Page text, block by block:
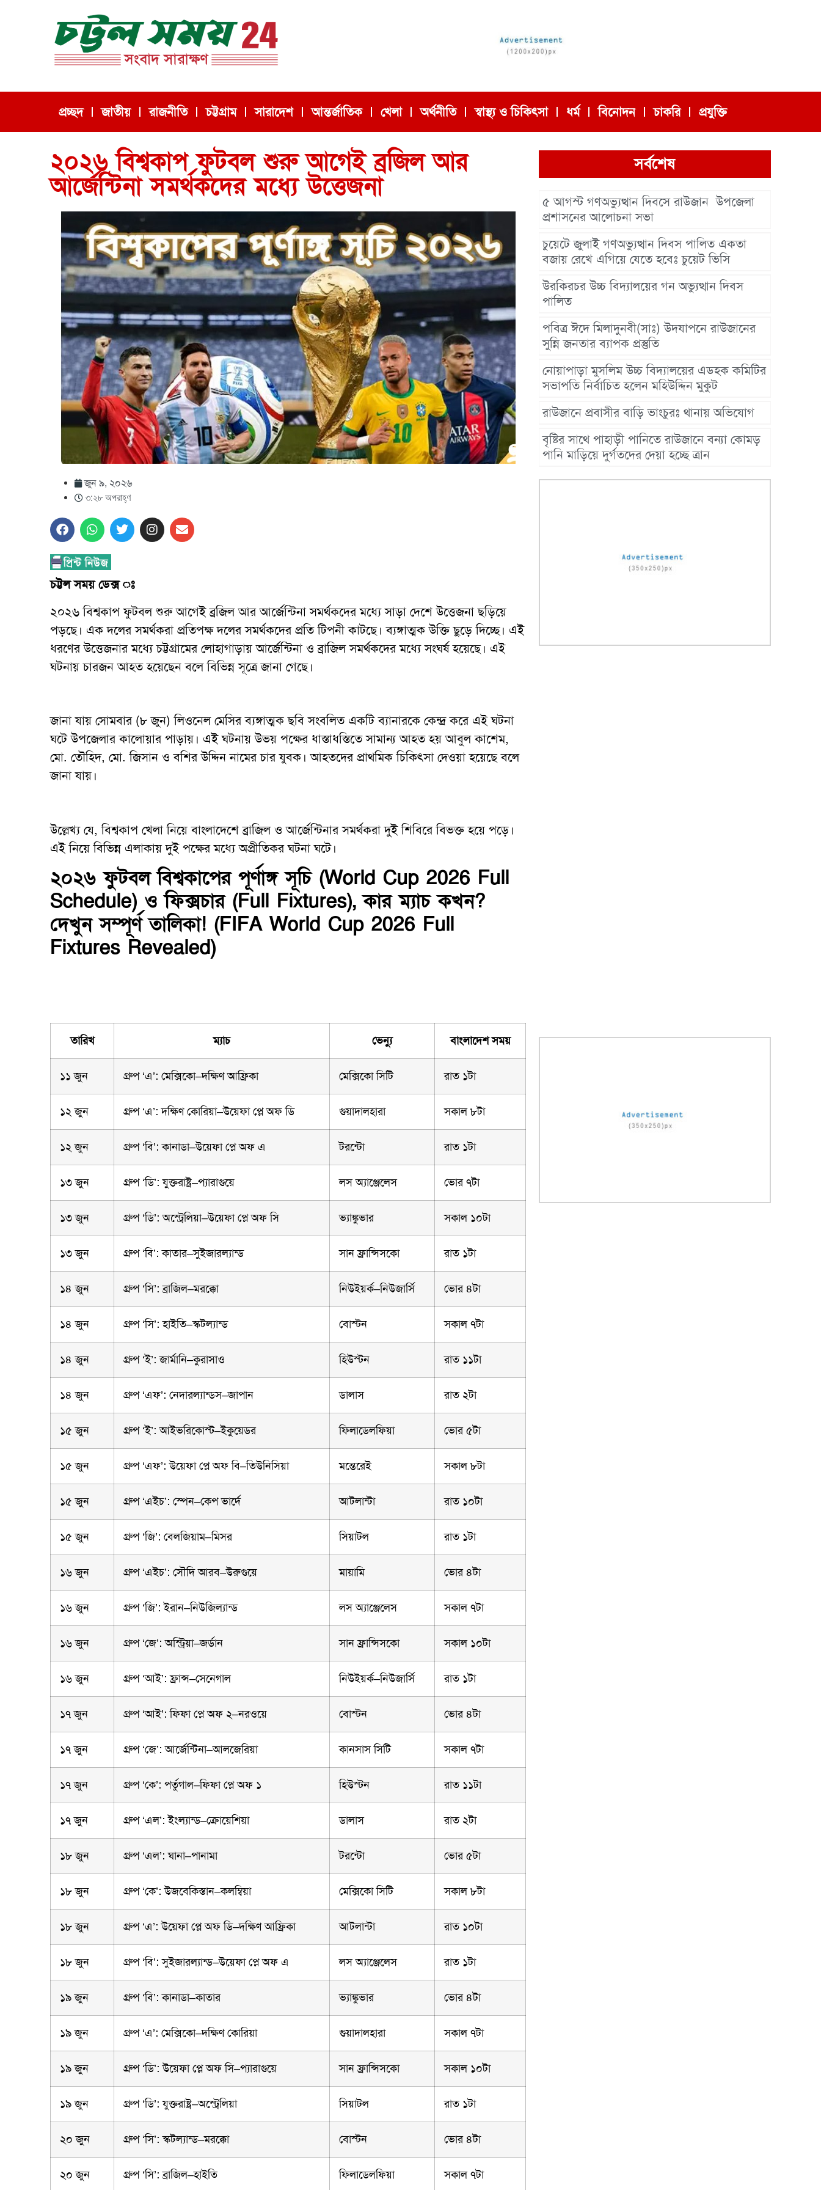
প্রচ্ছদ জাতীয় রাজনীতি চট্টগ্রাম সারাদেশ আন্তর্জাতিক খেলা অর্থনীতি স্বাস্থ্য ও চিকিৎসা ধর্ম বিনোদন চাকরি প্রযুক্তি
২০২৬ বিশ্বকাপ ফুটবল শুরু আগেই ব্রজিল আর
আর্জেন্টিনা সমর্থকদের মধ্যে উত্তেজনা
জুন ৯, ২০২৬
৩:২৮ অপরাহ্ণ
চট্টল সময় ডেক্স ঃ
২০২৬ বিশ্বকাপ ফুটবল শুরু আগেই ব্রজিল আর আর্জেন্টিনা সমর্থকদের মধ্যে সাড়া দেশে উত্তেজনা ছড়িয়ে
পড়ছে। এক দলের সমর্থকরা প্রতিপক্ষ দলের সমর্থকদের প্রতি টিপনী কাটছে। ব্যঙ্গাত্মক উক্তি ছুড়ে দিচ্ছে। এই
ধরণের উত্তেজনার মধ্যে চট্টগ্রামের লোহাগাড়ায় আর্জেন্টিনা ও ব্রাজিল সমর্থকদের মধ্যে সংঘর্ষ হয়েছে। এই
ঘটনায় চারজন আহত হয়েছেন বলে বিভিন্ন সূত্রে জানা গেছে।
জানা যায় সোমবার (৮ জুন) লিওনেল মেসির ব্যঙ্গাত্মক ছবি সংবলিত একটি ব্যানারকে কেন্দ্র করে এই ঘটনা
ঘটে উপজেলার কালোয়ার পাড়ায়। এই ঘটনায় উভয় পক্ষের ধাস্তাধস্তিতে সামান্য আহত হয় আবুল কাশেম,
মো. তৌহিদ, মো. জিসান ও বশির উদ্দিন নামের চার যুবক। আহতদের প্রাথমিক চিকিৎসা দেওয়া হয়েছে বলে
জানা যায়।
উল্লেখ্য যে, বিশ্বকাপ খেলা নিয়ে বাংলাদেশে ব্রাজিল ও আর্জেন্টিনার সমর্থকরা দুই শিবিরে বিভক্ত হয়ে পড়ে।
এই নিয়ে বিভিন্ন এলাকায় দুই পক্ষের মধ্যে অপ্রীতিকর ঘটনা ঘটে।
২০২৬ ফুটবল বিশ্বকাপের পূর্ণাঙ্গ সূচি (World Cup 2026 Full
Schedule) ও ফিক্সচার (Full Fixtures), কার ম্যাচ কখন?
দেখুন সম্পূর্ণ তালিকা! (FIFA World Cup 2026 Full
Fixtures Revealed)
তারিখ ম্যাচ ভেন্যু বাংলাদেশ সময়
১১ জুন গ্রুপ ‘এ’: মেক্সিকো–দক্ষিণ আফ্রিকা মেক্সিকো সিটি রাত ১টা
১২ জুন গ্রুপ ‘এ’: দক্ষিণ কোরিয়া–উয়েফা প্লে অফ ডি গুয়াদালহারা সকাল ৮টা
১২ জুন গ্রুপ ‘বি’: কানাডা–উয়েফা প্লে অফ এ টরন্টো রাত ১টা
১৩ জুন গ্রুপ ‘ডি’: যুক্তরাষ্ট্র–প্যারাগুয়ে লস অ্যাঞ্জেলেস ভোর ৭টা
১৩ জুন গ্রুপ ‘ডি’: অস্ট্রেলিয়া–উয়েফা প্লে অফ সি ভ্যাঙ্কুভার সকাল ১০টা
১৩ জুন গ্রুপ ‘বি’: কাতার–সুইজারল্যান্ড সান ফ্রান্সিসকো রাত ১টা
১৪ জুন গ্রুপ ‘সি’: ব্রাজিল–মরক্কো নিউইয়র্ক–নিউজার্সি ভোর ৪টা
১৪ জুন গ্রুপ ‘সি’: হাইতি–স্কটল্যান্ড বোস্টন সকাল ৭টা
১৪ জুন গ্রুপ ‘ই’: জার্মানি–কুরাসাও হিউস্টন রাত ১১টা
১৪ জুন গ্রুপ ‘এফ’: নেদারল্যান্ডস–জাপান ডালাস রাত ২টা
১৫ জুন গ্রুপ ‘ই’: আইভরিকোস্ট–ইকুয়েডর ফিলাডেলফিয়া ভোর ৫টা
১৫ জুন গ্রুপ ‘এফ’: উয়েফা প্লে অফ বি–তিউনিসিয়া মন্তেরেই সকাল ৮টা
১৫ জুন গ্রুপ ‘এইচ’: স্পেন–কেপ ভার্দে আটলান্টা রাত ১০টা
১৫ জুন গ্রুপ ‘জি’: বেলজিয়াম–মিসর সিয়াটল রাত ১টা
১৬ জুন গ্রুপ ‘এইচ’: সৌদি আরব–উরুগুয়ে মায়ামি ভোর ৪টা
১৬ জুন গ্রুপ ‘জি’: ইরান–নিউজিল্যান্ড লস অ্যাঞ্জেলেস সকাল ৭টা
১৬ জুন গ্রুপ ‘জে’: অস্ট্রিয়া–জর্ডান সান ফ্রান্সিসকো সকাল ১০টা
১৬ জুন গ্রুপ ‘আই’: ফ্রান্স–সেনেগাল নিউইয়র্ক–নিউজার্সি রাত ১টা
১৭ জুন গ্রুপ ‘আই’: ফিফা প্লে অফ ২–নরওয়ে বোস্টন ভোর ৪টা
১৭ জুন গ্রুপ ‘জে’: আর্জেন্টিনা–আলজেরিয়া কানসাস সিটি সকাল ৭টা
১৭ জুন গ্রুপ ‘কে’: পর্তুগাল–ফিফা প্লে অফ ১ হিউস্টন রাত ১১টা
১৭ জুন গ্রুপ ‘এল’: ইংল্যান্ড–ক্রোয়েশিয়া ডালাস রাত ২টা
১৮ জুন গ্রুপ ‘এল’: ঘানা–পানামা টরন্টো ভোর ৫টা
১৮ জুন গ্রুপ ‘কে’: উজবেকিস্তান–কলম্বিয়া মেক্সিকো সিটি সকাল ৮টা
১৮ জুন গ্রুপ ‘এ’: উয়েফা প্লে অফ ডি–দক্ষিণ আফ্রিকা আটলান্টা রাত ১০টা
১৮ জুন গ্রুপ ‘বি’: সুইজারল্যান্ড–উয়েফা প্লে অফ এ লস অ্যাঞ্জেলেস রাত ১টা
১৯ জুন গ্রুপ ‘বি’: কানাডা–কাতার ভ্যাঙ্কুভার ভোর ৪টা
১৯ জুন গ্রুপ ‘এ’: মেক্সিকো–দক্ষিণ কোরিয়া গুয়াদালহারা সকাল ৭টা
১৯ জুন গ্রুপ ‘ডি’: উয়েফা প্লে অফ সি–প্যারাগুয়ে সান ফ্রান্সিসকো সকাল ১০টা
১৯ জুন গ্রুপ ‘ডি’: যুক্তরাষ্ট্র–অস্ট্রেলিয়া সিয়াটল রাত ১টা
২০ জুন গ্রুপ ‘সি’: স্কটল্যান্ড–মরক্কো বোস্টন ভোর ৪টা
২০ জুন গ্রুপ ‘সি’: ব্রাজিল–হাইতি ফিলাডেলফিয়া সকাল ৭টা
সর্বশেষ
৫ আগস্ট গণঅভ্যুত্থান দিবসে রাউজান উপজেলা
প্রশাসনের আলোচনা সভা
চুয়েটে জুলাই গণঅভ্যুত্থান দিবস পালিত একতা
বজায় রেখে এগিয়ে যেতে হবেঃ চুয়েট ভিসি
উরকিরচর উচ্চ বিদ্যালয়ের গন অভ্যুত্থান দিবস
পালিত
পবিত্র ঈদে মিলাদুনবী(সাঃ) উদযাপনে রাউজানের
সুন্নি জনতার ব্যাপক প্রস্তুতি
নোয়াপাড়া মুসলিম উচ্চ বিদ্যালয়ের এডহক কমিটির
সভাপতি নির্বাচিত হলেন মহিউদ্দিন মুকুট
রাউজানে প্রবাসীর বাড়ি ভাংচুরঃ থানায় অভিযোগ
বৃষ্টির সাথে পাহাড়ী পানিতে রাউজানে বন্যা কোমড়
পানি মাড়িয়ে দুর্গতদের দেয়া হচ্ছে ত্রান